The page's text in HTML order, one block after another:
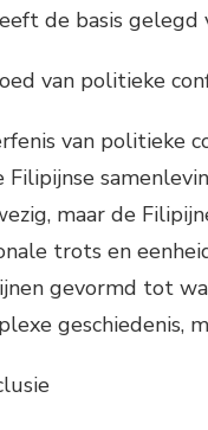
de basis gelegd
van politieke
van politieke
Filipijnse
maar de
trots en
gevormd tot
geschiedenis,